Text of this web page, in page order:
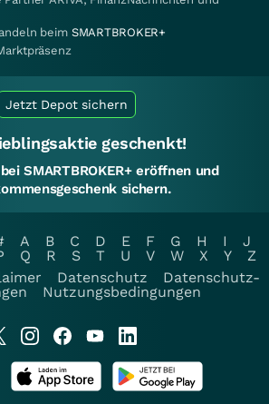
beim SMARTBROKER+
Jetzt Depot sichern
geschenkt!
SMARTBROKER+ eröffnen und
sichern.
A B C D E F G H I
J
Q R S T U V W X Y
Z
Datenschutz
Datenschutz-
Nutzungsbedingungen